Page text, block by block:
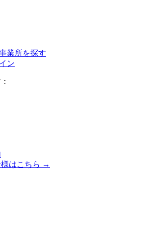
業所を探す
ン
はこちら →